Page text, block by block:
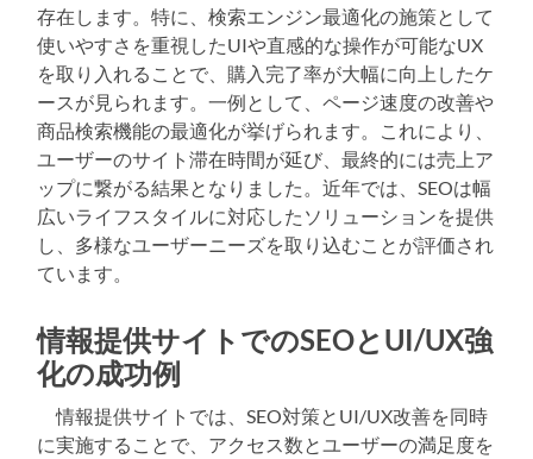
存在します。特に、検索エンジン最適化の施策として
使いやすさを重視したUIや直感的な操作が可能なUX
を取り入れることで、購入完了率が大幅に向上したケ
ースが見られます。一例として、ページ速度の改善や
商品検索機能の最適化が挙げられます。これにより、
ユーザーのサイト滞在時間が延び、最終的には売上ア
ップに繋がる結果となりました。近年では、SEOは幅
広いライフスタイルに対応したソリューションを提供
し、多様なユーザーニーズを取り込むことが評価され
ています。
情報提供サイトでのSEOとUI/UX強
化の成功例
情報提供サイトでは、SEO対策とUI/UX改善を同時
に実施することで、アクセス数とユーザーの満足度を